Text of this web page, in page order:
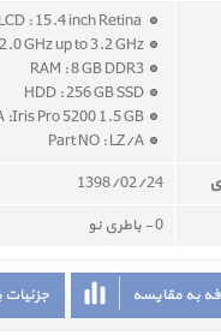
GHz up to 3.2 GHz
RAM : 8 GB DDR3
HDD : 256 GB SSD
:Iris Pro 5200 1.5 GB
Part NO : LZ/A
1398/02/24
0 - باطری نو
جزئیات به مقایسه